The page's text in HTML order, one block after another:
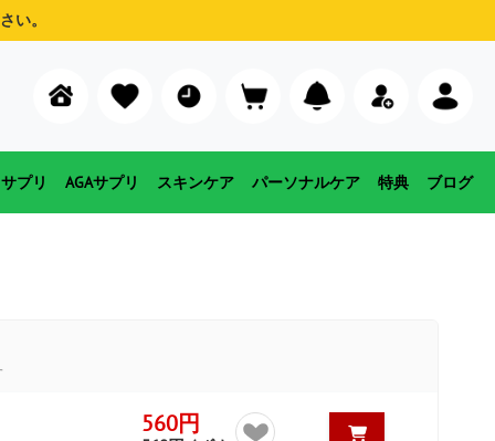
い。
プリ AGAサプリ スキンケア パーソナルケア 特典 ブログ
560円